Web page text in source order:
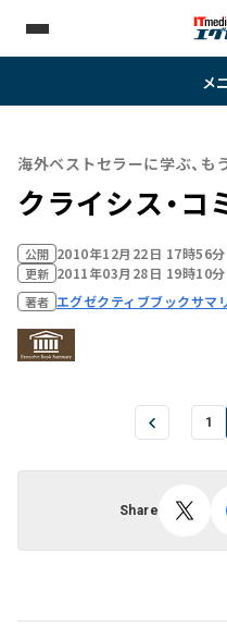
メ
海外ベストセラーに学ぶ、も
クライシス・
公開 2010年12月22日 17時56分
更新 2011年03月28日 19時10分
著者 エグゼクティブブックサマ
1
Share